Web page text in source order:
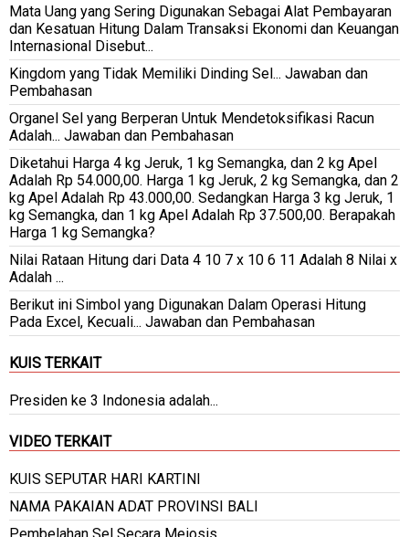
Mata Uang yang Sering Digunakan Sebagai Alat Pembayaran
dan Kesatuan Hitung Dalam Transaksi Ekonomi dan Keuangan
Internasional Disebut...
Kingdom yang Tidak Memiliki Dinding Sel... Jawaban dan
Pembahasan
Organel Sel yang Berperan Untuk Mendetoksifikasi Racun
Adalah... Jawaban dan Pembahasan
Diketahui Harga 4 kg Jeruk, 1 kg Semangka, dan 2 kg Apel
Adalah Rp 54.000,00. Harga 1 kg Jeruk, 2 kg Semangka, dan 2
kg Apel Adalah Rp 43.000,00. Sedangkan Harga 3 kg Jeruk, 1
kg Semangka, dan 1 kg Apel Adalah Rp 37.500,00. Berapakah
Harga 1 kg Semangka?
Nilai Rataan Hitung dari Data 4 10 7 x 10 6 11 Adalah 8 Nilai x
Adalah ...
Berikut ini Simbol yang Digunakan Dalam Operasi Hitung
Pada Excel, Kecuali... Jawaban dan Pembahasan
KUIS TERKAIT
Presiden ke 3 Indonesia adalah...
VIDEO TERKAIT
KUIS SEPUTAR HARI KARTINI
NAMA PAKAIAN ADAT PROVINSI BALI